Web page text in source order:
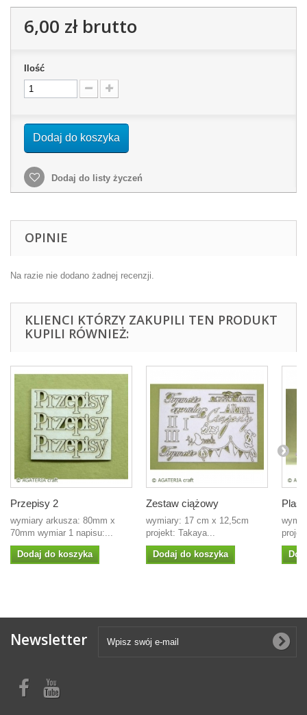
6,00 złbrutto
Ilość
Dodaj do koszyka
Dodaj do listy życzeń
OPINIE
Na razie nie dodano żadnej recenzji.
KLIENCI KTÓRZY ZAKUPILI TEN PRODUKT
KUPILI RÓWNIEŻ:
Przepisy 2
wymiary arkusza: 80mm x
70mm wymiar 1 napisu:...
Dodaj do koszyka
Zestaw ciążowy
wymiary: 17 cm x 12,5cm
projekt: Takaya...
Dodaj do koszyka
Newsletter